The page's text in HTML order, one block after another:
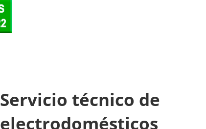
Servicio técnico de
electrodomésticos